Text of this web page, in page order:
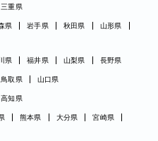
三重県
県 岩手県 秋田県
山形県
県 福井県 山梨県 長野県
鳥取県 山口県
高知県
熊本県 大分県
宮崎県